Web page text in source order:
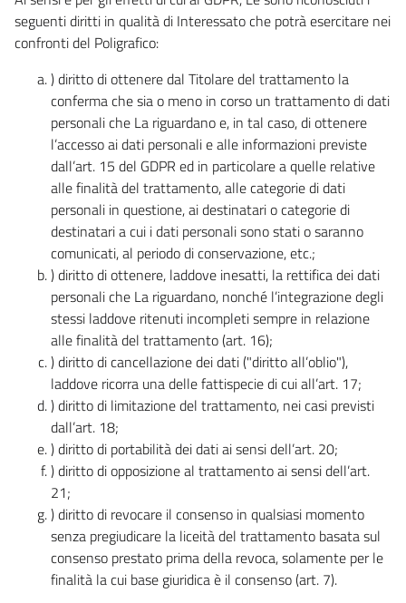
seguenti diritti in qualità di Interessato che potrà esercitare nei
confronti del Poligrafico:
) diritto di ottenere dal Titolare del trattamento la
conferma che sia o meno in corso un trattamento di dati
personali che La riguardano e, in tal caso, di ottenere
l’accesso ai dati personali e alle informazioni previste
dall’art. 15 del GDPR ed in particolare a quelle relative
alle finalità del trattamento, alle categorie di dati
personali in questione, ai destinatari o categorie di
destinatari a cui i dati personali sono stati o saranno
comunicati, al periodo di conservazione, etc.;
) diritto di ottenere, laddove inesatti, la rettifica dei dati
personali che La riguardano, nonché l’integrazione degli
stessi laddove ritenuti incompleti sempre in relazione
alle finalità del trattamento (art. 16);
) diritto di cancellazione dei dati ("diritto all’oblio"),
laddove ricorra una delle fattispecie di cui all’art. 17;
) diritto di limitazione del trattamento, nei casi previsti
dall’art. 18;
) diritto di portabilità dei dati ai sensi dell’art. 20;
) diritto di opposizione al trattamento ai sensi dell’art.
21;
) diritto di revocare il consenso in qualsiasi momento
senza pregiudicare la liceità del trattamento basata sul
consenso prestato prima della revoca, solamente per le
finalità la cui base giuridica è il consenso (art. 7).